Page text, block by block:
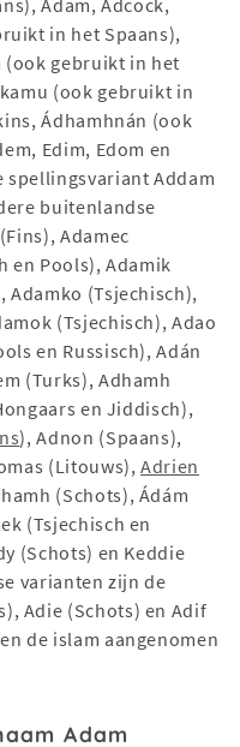
Adam, Adcock,
in het Spaans),
(ook gebruikt in het
(ook gebruikt in
Ádhamhnán (ook
Edim, Edom en
spellingsvariant Addam
buitenlandse
Adamec
en Pools), Adamik
Adamko (Tsjechisch),
(Tsjechisch), Adao
en Russisch), Adán
(Turks), Adhamh
en Jiddisch),
), Adnon (Spaans),
(Litouws),Adrien
(Schots), Ádám
(Tsjechisch en
(Schots) en Keddie
varianten zijn de
Adie (Schots) en Adif
de islam aangenomen
Adam